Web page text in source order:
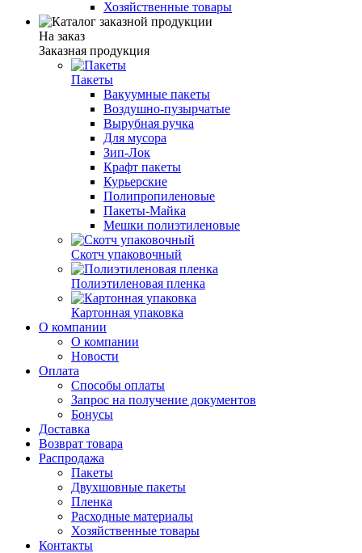
Хозяйственные товары
На заказ
Заказная продукция
Пакеты
Вакуумные пакеты
Воздушно-пузырчатые
Вырубная ручка
Для мусора
Зип-Лок
Крафт пакеты
Курьерские
Полипропиленовые
Пакеты-Майка
Мешки полиэтиленовые
Скотч упаковочный
Полиэтиленовая пленка
Картонная упаковка
О компании
О компании
Новости
Оплата
Способы оплаты
Запрос на получение документов
Бонусы
Доставка
Возврат товара
Распродажа
Пакеты
Двухшовные пакеты
Пленка
Расходные материалы
Хозяйственные товары
Контакты